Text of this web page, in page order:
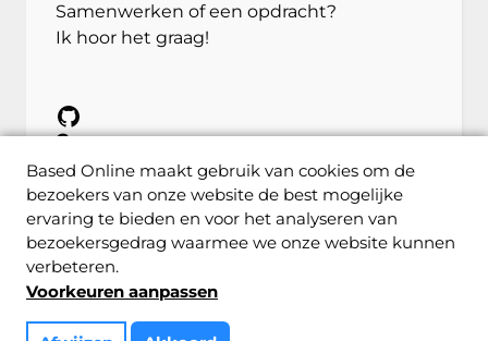
Samenwerken of een opdracht?
Ik hoor het graag!
GitHub
Gegevens
Bank – NL82 KNAB 0259 3642 07
Btw – NL002246811B73
Kvk – 57262748
Privacybeleid
Based Online maakt gebruik van cookies om de
bezoekers van onze website de best mogelijke
ervaring te bieden en voor het analyseren van
bezoekersgedrag waarmee we onze website kunnen
verbeteren.
Voorkeuren aanpassen